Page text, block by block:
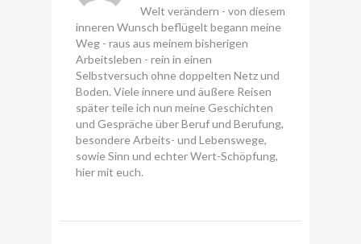
Welt verändern - von diesem
inneren Wunsch beflügelt begann meine
Weg - raus aus meinem bisherigen
Arbeitsleben - rein in einen
Selbstversuch ohne doppelten Netz und
Boden. Viele innere und äußere Reisen
später teile ich nun meine Geschichten
und Gespräche über Beruf und Berufung,
besondere Arbeits- und Lebenswege,
sowie Sinn und echter Wert-Schöpfung,
hier mit euch.